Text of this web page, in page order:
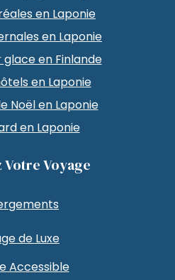
en Laponie
en Laponie
glace en Finlande
en Laponie
Noël en Laponie
en Laponie
Voyage
de Luxe
Accessible